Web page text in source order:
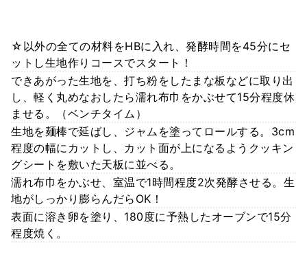
☆以外の全ての材料をHBに入れ、発酵時間を45分にセ
ットし生地作りコースでスタート！
できあがった生地を、打ち粉をしたまな板などに取り出
し、軽く丸めなおしたら濡れ布巾をかぶせて15分程度休
ませる。（ベンチタイム）
生地を麺棒で延ばし、ジャムを塗ってロールする。3cm
程度の幅にカットし、カット面が上になるようクッキン
グシートを敷いた天板に並べる。
濡れ布巾をかぶせ、室温で1時間程度2次発酵させる。生
地がしっかり膨らんだらOK！
表面に溶き卵を塗り、180度に予熱したオーブンで15分
程度焼く。